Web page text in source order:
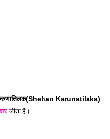
Karunatilaka)
जीता है।